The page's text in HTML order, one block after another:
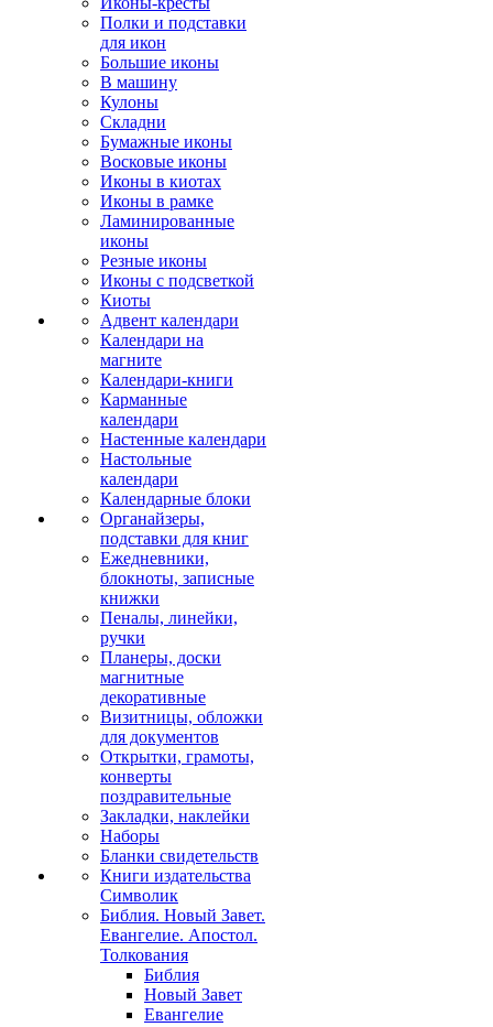
Полки и подставки
для икон
Большие иконы
В машину
Кулоны
Складни
Бумажные иконы
Восковые иконы
Иконы в киотах
Иконы в рамке
Ламинированные
иконы
Резные иконы
Иконы с подсветкой
Киоты
Адвент календари
Календари на
магните
Календари-книги
Карманные
календари
Настенные календари
Настольные
календари
Календарные блоки
Органайзеры,
подставки для книг
Ежедневники,
блокноты, записные
книжки
Пеналы, линейки,
ручки
Планеры, доски
магнитные
декоративные
Визитницы, обложки
для документов
Открытки, грамоты,
конверты
поздравительные
Закладки, наклейки
Наборы
Бланки свидетельств
Книги издательства
Символик
Библия. Новый Завет.
Евангелие. Апостол.
Толкования
Библия
Новый Завет
Евангелие